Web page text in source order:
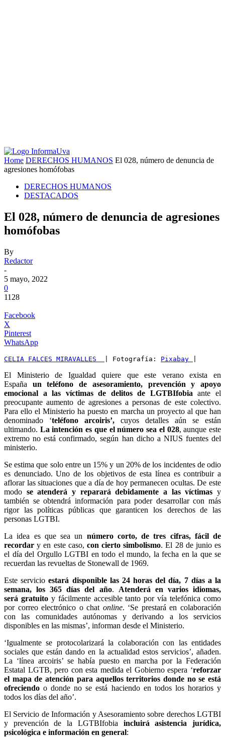
Home DERECHOS HUMANOS El 028, número de denuncia de
agresiones homófobas
DERECHOS HUMANOS
DESTACADOS
El 028, número de denuncia de agresiones
homófobas
By
Redactor
-
5 mayo, 2022
0
1128
Facebook
X
Pinterest
WhatsApp
CELIA FALCES MIRAVALLES | Fotografía: Pixabay
El Ministerio de Igualdad quiere que este verano exista en
España un teléfono de asesoramiento, prevención y apoyo
emocional a las víctimas de delitos de LGTBIfobia ante el
preocupante aumento de agresiones a personas de este colectivo.
Para ello el Ministerio ha puesto en marcha un proyecto al que han
denominado ‘teléfono arcoiris’, cuyos detalles aún se están
ultimando. La intención es que el número sea el 028, aunque este
extremo no está confirmado, según han dicho a NIUS fuentes del
ministerio.
Se estima que solo entre un 15% y un 20% de los incidentes de odio
es denunciado. Uno de los objetivos de esta línea es contribuir a
aflorar las situaciones que a día de hoy permanecen ocultas. De este
modo se atenderá y reparará debidamente a las víctimas y
también se obtendrá información para poder desarrollar con más
rigor las políticas públicas que garanticen los derechos de las
personas LGTBI.
La idea es que sea un número corto, de tres cifras, fácil de
recordar y en este caso, con cierto simbolismo. El 28 de junio es
el día del Orgullo LGTBI en todo el mundo, la fecha en la que se
recuerdan las revueltas de Stonewall de 1969.
Este servicio estará disponible las 24 horas del día, 7 días a la
semana, los 365 días del año. Atenderá en varios idiomas,
será gratuitoy fácilmente accesible tanto por vía telefónica como
por correo electrónico o chat online. ‘Se prestará en colaboración
con las comunidades autónomas y derivando a los servicios
disponibles en las mismas’, informan desde el Ministerio.
‘Igualmente se protocolarizará la colaboración con las entidades
sociales que están dando en la actualidad estos servicios’, añaden.
La ‘línea arcoiris’ se había puesto en marcha por la Federación
Estatal LGTB, pero con esta medida el Gobierno espera ‘reforzar
el mapa de atención para aquellos territorios donde no se está
ofreciendo o donde no se está haciendo en todos los horarios y
todos los días del año’.
El Servicio de Información y Asesoramiento sobre derechos LGTBI
y prevención de la LGTBIfobia incluirá asistencia jurídica,
psicológica e información en general: